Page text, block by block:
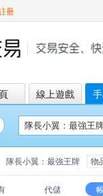
冊
線上遊戲
隊長小翼：最強王牌 物
代儲